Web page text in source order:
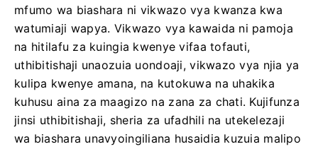
mfumo wa biashara ni vikwazo vya kwanza kwa
watumiaji wapya. Vikwazo vya kawaida ni pamoja
na hitilafu za kuingia kwenye vifaa tofauti,
uthibitishaji unaozuia uondoaji, vikwazo vya njia ya
kulipa kwenye amana, na kutokuwa na uhakika
kuhusu aina za maagizo na zana za chati. Kujifunza
jinsi uthibitishaji, sheria za ufadhili na utekelezaji
wa biashara unavyoingiliana husaidia kuzuia malipo